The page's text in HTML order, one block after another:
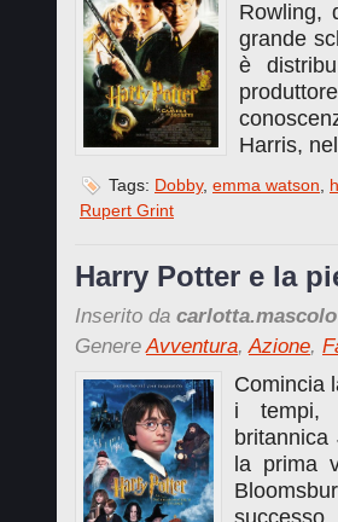
Rowling,
grande
è
Harris,
Tags: Dobby, emma watson,
Rupert Grint
Harry Potter e la
Inserito da carlotta.mascolo
GenereAvventura,Azione,
Comincia
i tempi,
la prima